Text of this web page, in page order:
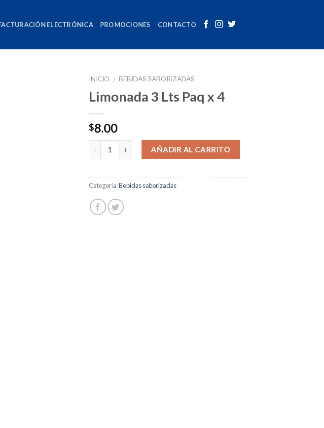
ELECTRÓNICA PROMOCIONES CONTACTO
INICIO / BEBIDAS SABORIZADAS
Limonada 3 Lts Paq x 4
$8.00
Cantidad AÑADIR AL CARRITO
Categoría:Bebidas saborizadas